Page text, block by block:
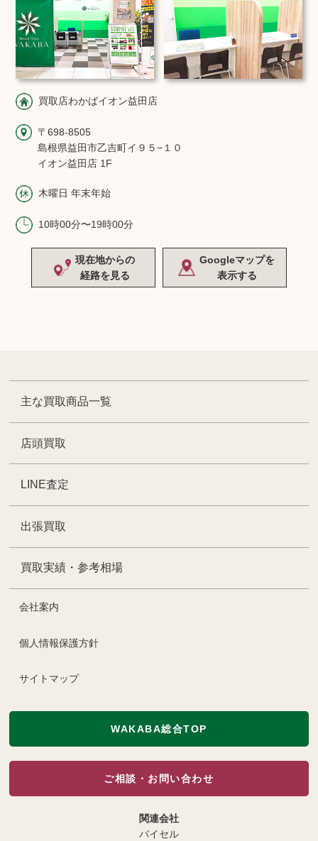
買取店わかばイオン益田店
〒698-8505
島根県益田市乙吉町イ９５−１０
イオン益田店 1F
木曜日 年末年始
10時00分〜19時00分
現在地からの
経路を見る
Googleマップを
表示する
主な買取商品一覧
店頭買取
LINE査定
出張買取
買取実績・参考相場
会社案内
個人情報保護方針
サイトマップ
WAKABA総合TOP
ご相談・お問い合わせ
関連会社
バイセル